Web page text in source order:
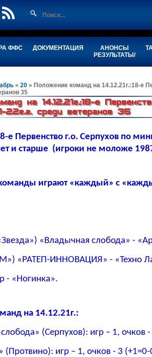
ФФС ДОКУМЕНТАЦИЯ
АНОНСЫ
РЕЗУЛЬТАТЫ/
» 20 » Положение команд на 14.12.21г.:18-е
35
на 14.12.21г.:18-е
22г.г. среди ветеранов 35
е Первенство г.о. Серпухов по
и старше (игроки не моложе
играют «каждый» с
«Владычная слобода» -
«РАТЕП-ИННОВАЦИЯ» - «Техно
- «Ногинка».
на 14.12.21г.:
(Серпухов): игр – 1, очков
(Протвино): игр – 1, очков - 3